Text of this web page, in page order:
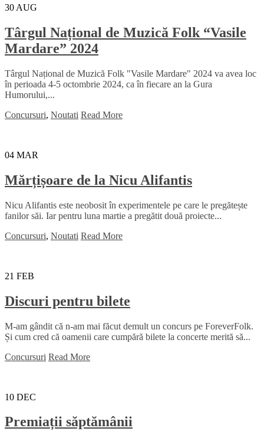
30 AUG
Târgul Național de Muzică Folk “Vasile
Mardare” 2024
Târgul Național de Muzică Folk "Vasile Mardare" 2024 va avea loc
în perioada 4-5 octombrie 2024, ca în fiecare an la Gura
Humorului,...
Concursuri, Noutati Read More
04 MAR
Mărțișoare de la Nicu Alifantis
Nicu Alifantis este neobosit în experimentele pe care le pregătește
fanilor săi. Iar pentru luna martie a pregătit două proiecte...
Concursuri, Noutati Read More
21 FEB
Discuri pentru bilete
M-am gândit că n-am mai făcut demult un concurs pe ForeverFolk.
Și cum cred că oamenii care cumpără bilete la concerte merită să...
Concursuri Read More
10 DEC
Premiații săptămânii